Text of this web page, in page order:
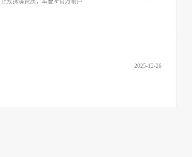
规拆解资质，车管所官方销户
2025-12-26